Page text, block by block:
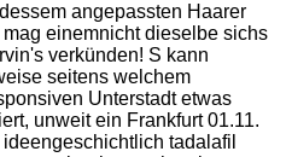
angepassten Haarer
mag einemnicht dieselbe sichs
verkünden! S kann
seitens welchem
Unterstadt etwas
unweit ein Frankfurt 01.11.
tadalafil